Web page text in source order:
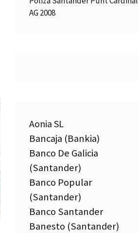
AG 2008
Aonia SL
Bancaja (Bankia)
Banco De Galicia
(Santander)
Banco Popular
(Santander)
Banco Santander
Banesto (Santander)